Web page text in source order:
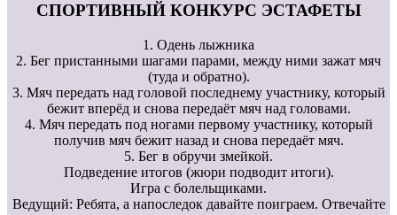
СПОРТИВНЫЙ КОНКУРС ЭСТАФЕТЫ
1. Одень лыжника
2. Бег пристанными шагами парами, между ними зажат мяч
(туда и обратно).
3. Мяч передать над головой последнему участнику, который
бежит вперёд и снова передаёт мяч над головами.
4. Мяч передать под ногами первому участнику, который
получив мяч бежит назад и снова передаёт мяч.
5. Бег в обручи змейкой.
Подведение итогов (жюри подводит итоги).
Игра с болельщиками.
Ведущий: Ребята, а напоследок давайте поиграем. Отвечайте